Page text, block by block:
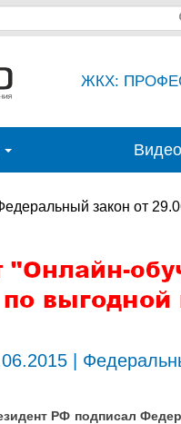
ЖКХ:
закон от
|
РФ подписал